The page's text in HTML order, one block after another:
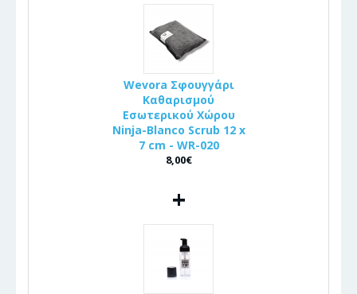
Wevora Σφουγγάρι
Καθαρισμού
Εσωτερικού Χώρου
Ninja-Blanco Scrub 12 x
7 cm - WR-020
8,00€
+